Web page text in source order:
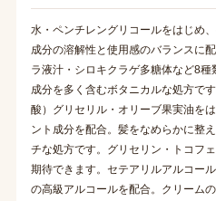
水・ペンチレングリコールをはじめ
成分の溶解性と使用感のバランスに
ラ液汁・シロキクラゲ多糖体など8
成分を多く含むボタニカルな処方で
酸）グリセリル・オリーブ果実油を
ント成分を配合。髪をなめらかに整
チな処方です。グリセリン・トコフ
期待できます。セテアリルアルコー
の高級アルコールを配合。クリーム